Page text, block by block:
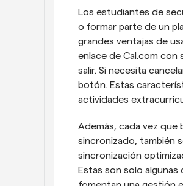
Los estudiantes de
o formar parte de un
grandes ventajas de
enlace de Cal.com con
salir. Si necesita
botón. Estas
actividades
Además, cada vez que
sincronizado, también
sincronización
Estas son solo